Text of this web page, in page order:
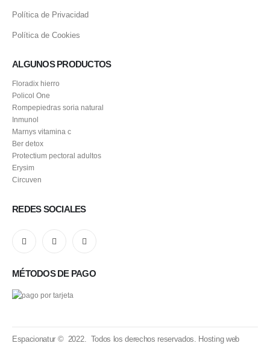
Política de Privacidad
Política de Cookies
ALGUNOS PRODUCTOS
Floradix hierro
Policol One
Rompepiedras soria natural
Inmunol
Marnys vitamina c
Ber detox
Protectium pectoral adultos
Erysim
Circuven
REDES SOCIALES
MÉTODOS DE PAGO
Espacionatur © 2022. Todos los derechos reservados. Hosting web